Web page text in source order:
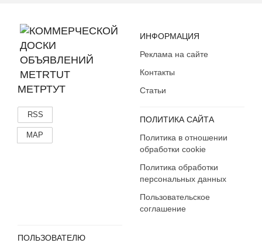
МЕТРТУТ
RSS
MAP
ИНФОРМАЦИЯ
Реклама на сайте
Контакты
Статьи
ПОЛИТИКА САЙТА
Политика в отношении
обработки cookie
Политика обработки
персональных данных
Пользовательское
соглашение
ПОЛЬЗОВАТЕЛЮ